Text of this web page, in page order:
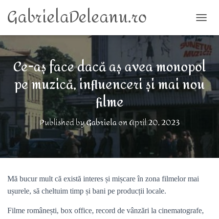
GabrielaDeleanu.ro
Ce-aș face dacă aș avea monopol
pe muzică, influenceri și mai nou
filme
Published byGabrielaonApril 20, 2023
Mă bucur mult că există interes și mișcare în zona filmelor mai
ușurele, să cheltuim timp și bani pe producții locale.
Filme românești, box office, record de vânzări la cinematografe,